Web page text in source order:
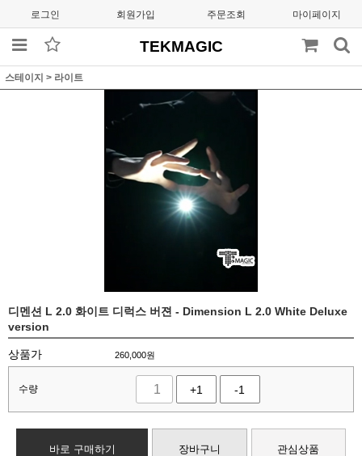
로그인 회원가입 주문조회 마이페이지
TEKMAGIC
스테이지 > 라이트
디멘션 L 2.0 화이트 디럭스 버젼 - Dimension L 2.0 White Deluxe
version
상품가 260,000원
수량 +1 -1
바로 구매하기 장바구니 관심상품